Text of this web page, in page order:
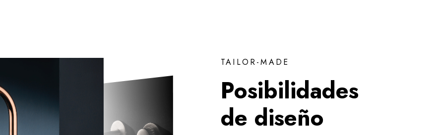
TAILOR-MADE
Posibilidades
de diseño